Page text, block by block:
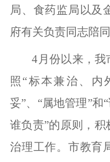
局、食药监局以及
府有关负责同志陪同
4月份以来，
照 “标本兼治、内
妥”、 “属地管理”和“
谁负责”的原则，积
治理工作。 市教育